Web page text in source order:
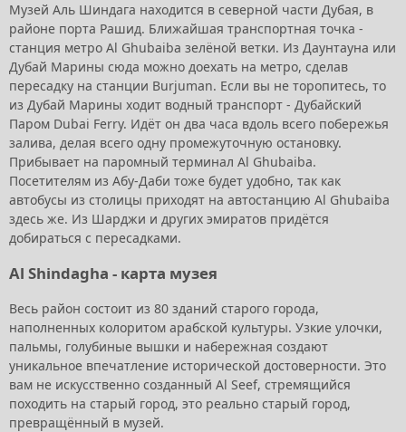
Музей Аль Шиндага находится в северной части Дубая, в
районе порта Рашид. Ближайшая транспортная точка -
станция метро Al Ghubaiba зелёной ветки. Из Даунтауна или
Дубай Марины сюда можно доехать на метро, сделав
пересадку на станции Burjuman. Если вы не торопитесь, то
из Дубай Марины ходит водный транспорт - Дубайский
Паром Dubai Ferry. Идёт он два часа вдоль всего побережья
залива, делая всего одну промежуточную остановку.
Прибывает на паромный терминал Al Ghubaiba.
Посетителям из Абу-Даби тоже будет удобно, так как
автобусы из столицы приходят на автостанцию Al Ghubaiba
здесь же. Из Шарджи и других эмиратов придётся
добираться с пересадками.
Al Shindagha - карта музея
Весь район состоит из 80 зданий старого города,
наполненных колоритом арабской культуры. Узкие улочки,
пальмы, голубиные вышки и набережная создают
уникальное впечатление исторической достоверности. Это
вам не искусственно созданный Al Seef, стремящийся
походить на старый город, это реально старый город,
превращённый в музей.